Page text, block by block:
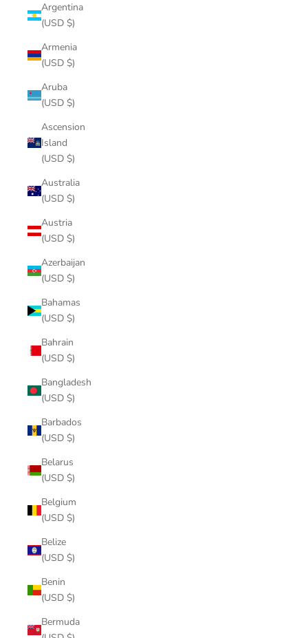
Argentina
(USD $)
Armenia
(USD $)
Aruba
(USD $)
Ascension
Island
(USD $)
Australia
(USD $)
Austria
(USD $)
Azerbaijan
(USD $)
Bahamas
(USD $)
Bahrain
(USD $)
Bangladesh
(USD $)
Barbados
(USD $)
Belarus
(USD $)
Belgium
(USD $)
Belize
(USD $)
Benin
(USD $)
Bermuda